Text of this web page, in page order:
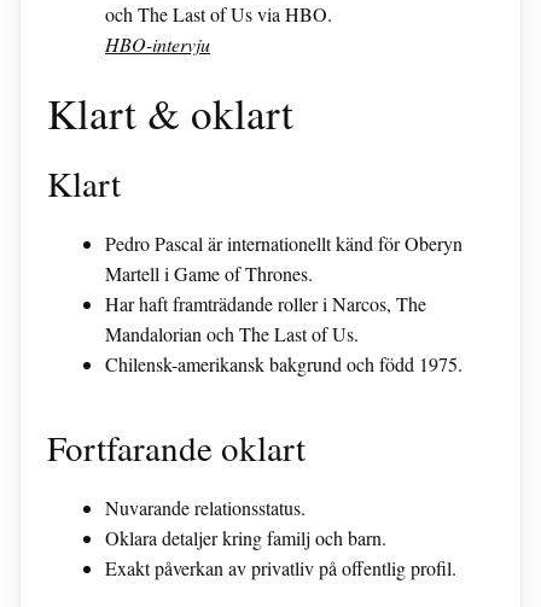
och The Last of Us via HBO.
HBO-intervju
Klart & oklart
Klart
Pedro Pascal är internationellt känd för Oberyn
Martell i Game of Thrones.
Har haft framträdande roller i Narcos, The
Mandalorian och The Last of Us.
Chilensk-amerikansk bakgrund och född 1975.
Fortfarande oklart
Nuvarande relationsstatus.
Oklara detaljer kring familj och barn.
Exakt påverkan av privatliv på offentlig profil.